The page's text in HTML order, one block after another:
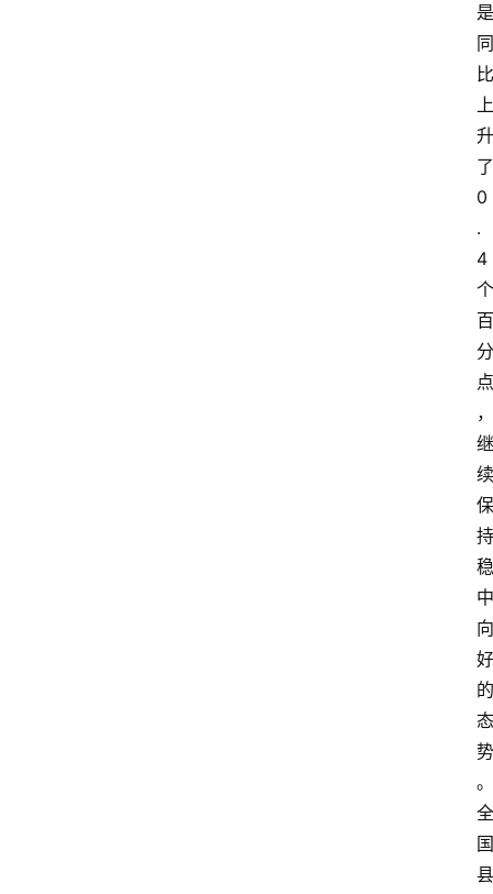
是
同
比
上
升
了
0
.
4
个
百
分
点
，
继
续
保
持
稳
中
向
好
的
态
势
。
全
国
县